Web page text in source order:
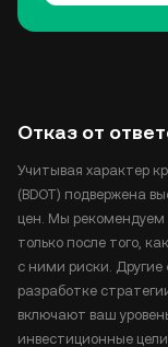
Отказ от
Учитывая характер
(BDOT) подвержена
цен. Мы рекомендуем
только после того,
с ними риски.
разработке
включают ваш
инвестиционные